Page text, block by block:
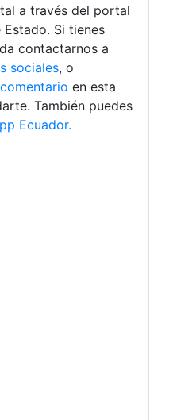
a través del portal
Si tienes
contactarnos a
sociales, o
comentario en esta
También puedes
Ecuador.